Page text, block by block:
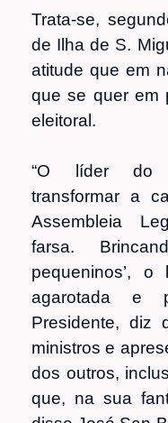
Trata-se,
de Ilha de S.
atitude que em
que se quer em
eleitoral.
“O líder do
transformar a
Assembleia
farsa.
pequeninos’,
agarotada e
Presidente, diz
ministros e
dos outros,
que, na sua